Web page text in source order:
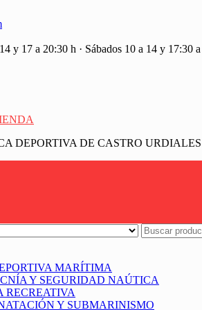
y 17 a 20:30 h · Sábados 10 a 14 y 17:30
DEPORTIVA DE CASTRO URDIALES
MARÍTIMA
Y SEGURIDAD NAÚTICA
RECREATIVA
Y SUBMARINISMO